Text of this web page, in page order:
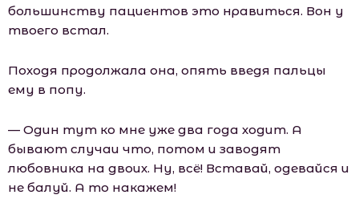
большинству пациентов это нравиться. Вон у
твоего встал.
Походя продолжала она, опять введя пальцы
ему в попу.
— Один тут ко мне уже два года ходит. А
бывают случаи что, потом и заводят
любовника на двоих. Ну, всё! Вставай, одевайся и
не балуй. А то накажем!